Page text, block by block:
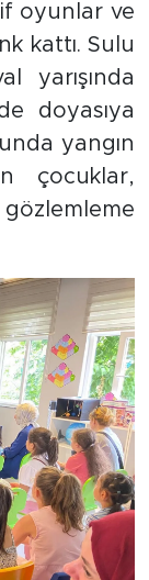
oyunlar ve
kattı. Sulu
yarışında
doyasıya
yangın
çocuklar,